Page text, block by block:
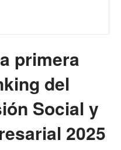
primera
del
Social y
2025